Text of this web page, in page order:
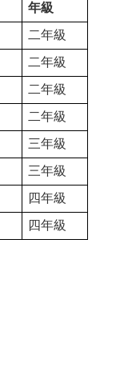
年級
二年級
二年級
二年級
二年級
三年級
三年級
四年級
四年級